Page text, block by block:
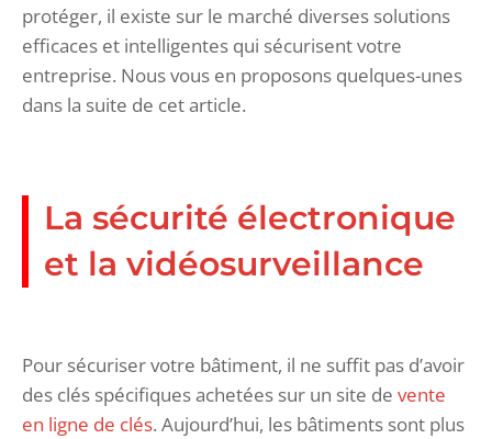
protéger, il existe sur le marché diverses solutions
efficaces et intelligentes qui sécurisent votre
entreprise. Nous vous en proposons quelques-unes
dans la suite de cet article.
La sécurité électronique
et la vidéosurveillance
Pour sécuriser votre bâtiment, il ne suffit pas d’avoir
des clés spécifiques achetées sur un site de vente
en ligne de clés. Aujourd’hui, les bâtiments sont plus